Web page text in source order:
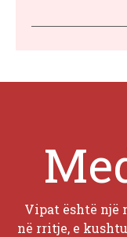
Vipat është një
në rritje, e